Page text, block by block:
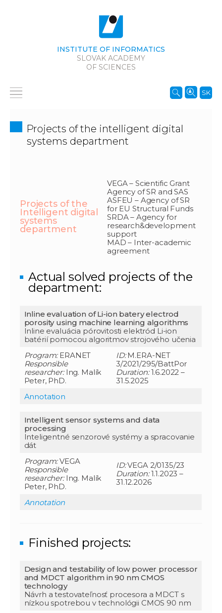
INSTITUTE OF INFORMATICS
SLOVAK ACADEMY
OF SCIENCES
SK
Projects of the intelligent digital
systems department
Projects of the
Intelligent digital
systems
department
VEGA – Scientific Grant
Agency of SR and SAS
ASFEU – Agency of SR
for EU Structural Funds
SRDA – Agency for
research&development
support
MAD – Inter-academic
agreement
Actual solved projects of the
department:
Inline evaluation of Li-ion batery electrod
porosity using machine learning algorithms
Inline evaluácia pórovitosti elektród Li-ion
batérií pomocou algoritmov strojového učenia
Program:ERANET
Responsible
researcher:Ing. Malík
Peter, PhD.
ID:M.ERA-NET
3/2021/295/BattPor
Duration:1.6.2022 –
31.5.2025
Annotation
Intelligent sensor systems and data
processing
Inteligentné senzorové systémy a spracovanie
dát
Program:VEGA
Responsible
researcher:Ing. Malík
Peter, PhD.
ID:VEGA 2/0135/23
Duration:1.1.2023 –
31.12.2026
Annotation
Finished projects:
Design and testability of low power processor
and MDCT algorithm in 90 nm CMOS
technology
Návrh a testovateľnosť procesora a MDCT s
nízkou spotrebou v technológii CMOS 90 nm